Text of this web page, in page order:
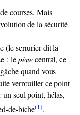
de la sécurité
(le serrurier dit la
: lepênecentral, ce
quand vous
verrouiller ce point
seul point, hélas,
de-biche(1).